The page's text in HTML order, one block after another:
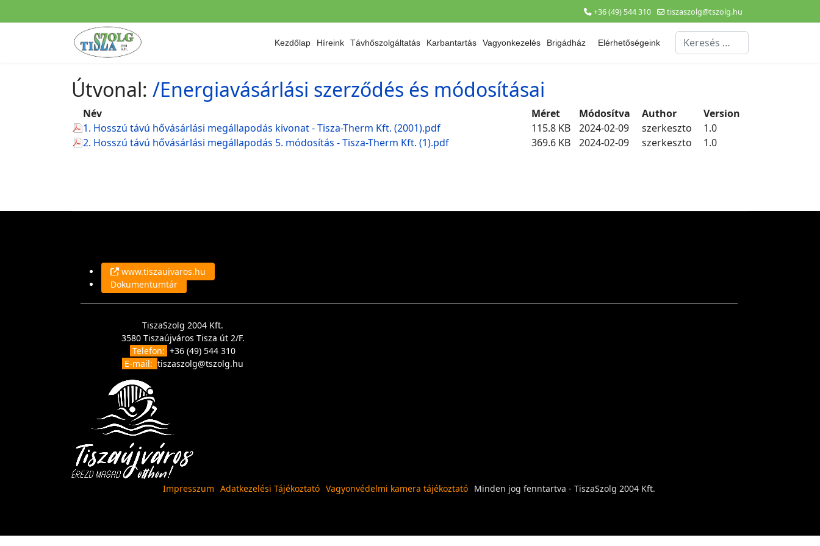
+36 (49) 544 310 tiszaszolg@tszolg.hu
Kezdőlap Híreink Távhőszolgáltatás Karbantartás Vagyonkezelés Brigádház Elérhetőségeink Keresés...
Útvonal: /Energiavásárlási szerződés és módosításai
Név Méret Módosítva Author
Version
1. Hosszú távú hővásárlási megállapodás kivonat - Tisza-Therm Kft. (2001).pdf
115.8 KB 2024-02-09 szerkeszto
1.0
2. Hosszú távú hővásárlási megállapodás 5. módosítás - Tisza-Therm Kft. (1).pdf
369.6 KB 2024-02-09 szerkeszto 1.0
www.tiszaujvaros.hu
Dokumentumtár
TiszaSzolg 2004 Kft.
3580 Tiszaújváros Tisza út 2/F.
Telefon: +36 (49) 544 310
E-mail:tiszaszolg@tszolg.hu
Impresszum Adatkezelési Tájékoztató Vagyonvédelmi kamera tájékoztató Minden jog fenntartva - TiszaSzolg 2004 Kft.